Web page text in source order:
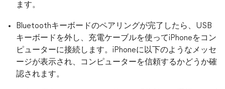
ます。
Bluetoothキーボードのペアリングが完了したら、USB
キーボードを外し、充電ケーブルを使ってiPhoneをコン
ピューターに接続します。iPhoneに以下のようなメッセ
ージが表示され、コンピューターを信頼するかどうか確
認されます。